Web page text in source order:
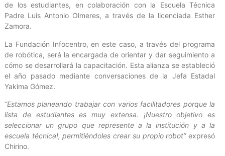
de los estudiantes, en colaboración con la Escuela Técnica
Padre Luis Antonio Olmeres, a través de la licenciada Esther
Zamora.
La Fundación Infocentro, en este caso, a través del programa
de robótica, será la encargada de orientar y dar seguimiento a
cómo se desarrollará la capacitación. Esta alianza se estableció
el año pasado mediante conversaciones de la Jefa Estadal
Yakima Gómez.
“Estamos planeando trabajar con varios facilitadores porque la
lista de estudiantes es muy extensa. ¡Nuestro objetivo es
seleccionar un grupo que represente a la institución y a la
escuela técnica!, permitiéndoles crear su propio robot”expresó
Chirino.